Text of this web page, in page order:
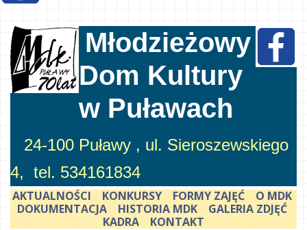
Młodzieżowy
Dom Kultury
w Puławach
24-100 Puławy , ul. Sieroszewskiego
4, tel. 534161834
AKTUALNOŚCI KONKURSY FORMY ZAJĘĆ
O MDK
DOKUMENTACJA
HISTORIA MDK
GALERIA ZDJĘĆ
KADRA
KONTAKT